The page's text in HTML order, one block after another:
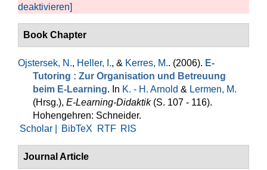
deaktivieren]
Book Chapter
Ojstersek, N., Heller, I., & Kerres, M.. (2006). E-
Tutoring : Zur Organisation und Betreuung
beim E-Learning. In K. - H. Arnold & Lermen, M.
(Hrsg.), E-Learning-Didaktik (S. 107 - 116).
Hohengehren: Schneider.
Scholar |
BibTeX RTF RIS
Journal Article